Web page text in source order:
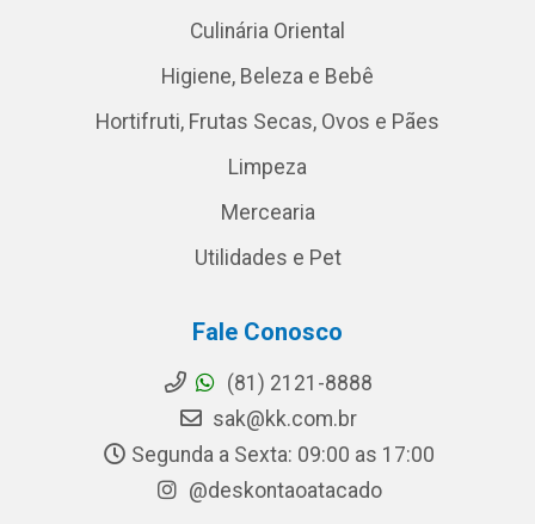
Culinária Oriental
Higiene, Beleza e Bebê
Hortifruti, Frutas Secas, Ovos e Pães
Limpeza
Mercearia
Utilidades e Pet
Fale Conosco
(81) 2121-8888
sak@kk.com.br
Segunda a Sexta: 09:00 as 17:00
@deskontaoatacado